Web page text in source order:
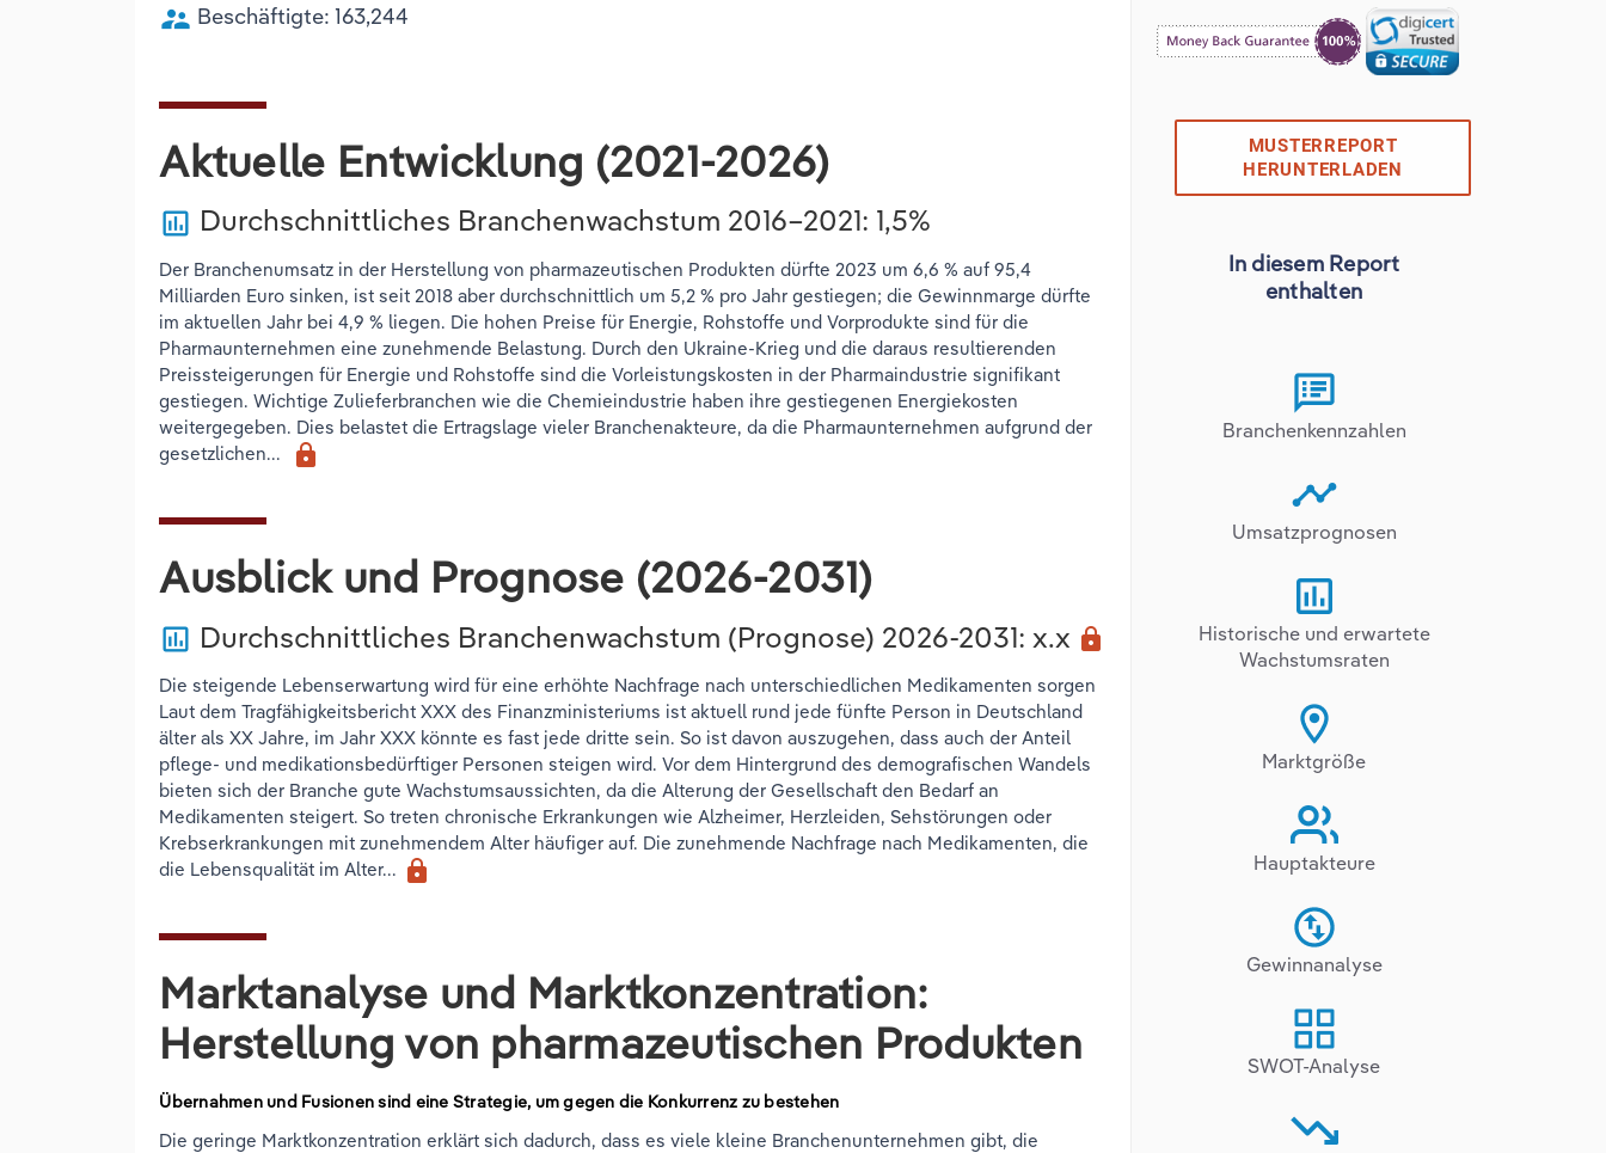
supervisor_account Beschäftigte: 163,244
Aktuelle Entwicklung (2021-2026)
poll Durchschnittliches Branchenwachstum 2016–2021: 1,5%
Der Branchenumsatz in der Herstellung von pharmazeutischen Produkten dürfte 2023 um 6,6 % auf 95,4
Milliarden Euro sinken, ist seit 2018 aber durchschnittlich um 5,2 % pro Jahr gestiegen; die Gewinnmarge dürfte
im aktuellen Jahr bei 4,9 % liegen. Die hohen Preise für Energie, Rohstoffe und Vorprodukte sind für die
Pharmaunternehmen eine zunehmende Belastung. Durch den Ukraine-Krieg und die daraus resultierenden
Preissteigerungen für Energie und Rohstoffe sind die Vorleistungskosten in der Pharmaindustrie signifikant
gestiegen. Wichtige Zulieferbranchen wie die Chemieindustrie haben ihre gestiegenen Energiekosten
weitergegeben. Dies belastet die Ertragslage vieler Branchenakteure, da die Pharmaunternehmen aufgrund der
gesetzlichen...
lock
Ausblick und Prognose (2026-2031)
poll Durchschnittliches Branchenwachstum (Prognose) 2026-2031: x.x lock
Die steigende Lebenserwartung wird für eine erhöhte Nachfrage nach unterschiedlichen Medikamenten sorgen
Laut dem Tragfähigkeitsbericht XXX des Finanzministeriums ist aktuell rund jede fünfte Person in Deutschland
älter als XX Jahre, im Jahr XXX könnte es fast jede dritte sein. So ist davon auszugehen, dass auch der Anteil
pflege- und medikationsbedürftiger Personen steigen wird. Vor dem Hintergrund des demografischen Wandels
bieten sich der Branche gute Wachstumsaussichten, da die Alterung der Gesellschaft den Bedarf an
Medikamenten steigert. So treten chronische Erkrankungen wie Alzheimer, Herzleiden, Sehstörungen oder
Krebserkrankungen mit zunehmendem Alter häufiger auf. Die zunehmende Nachfrage nach Medikamenten, die
die Lebensqualität im Alter... lock
Marktanalyse und Marktkonzentration:
Herstellung von pharmazeutischen Produkten
Übernahmen und Fusionen sind eine Strategie, um gegen die Konkurrenz zu bestehen
Die geringe Marktkonzentration erklärt sich dadurch, dass es viele kleine Branchenunternehmen gibt, die
MUSTERREPORT
HERUNTERLADEN
In diesem Report
enthalten
Branchenkennzahlen
Umsatzprognosen
Historische und erwartete
Wachstumsraten
Marktgröße
Hauptakteure
Gewinnanalyse
SWOT-Analyse